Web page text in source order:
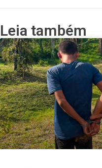
Leia também